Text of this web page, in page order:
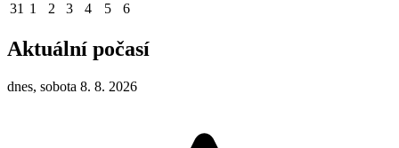
31 1 2 3 4 5 6
Aktuální počasí
dnes, sobota 8. 8. 2026